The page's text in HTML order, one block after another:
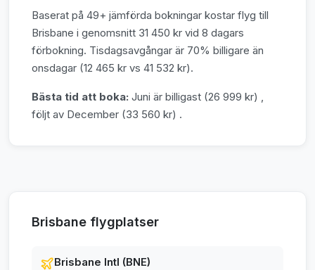
Baserat på 49+ jämförda bokningar kostar flyg till
Brisbane i genomsnitt 31 450 kr vid 8 dagars
förbokning. Tisdagsavgångar är 70% billigare än
onsdagar (12 465 kr vs 41 532 kr).
Bästa tid att boka: Juni är billigast (26 999 kr) ,
följt av December (33 560 kr) .
Brisbane flygplatser
Brisbane Intl (BNE)